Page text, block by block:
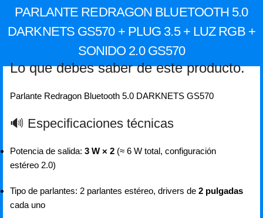
PARLANTE REDRAGON BLUETOOTH 5.0
DARKNETS GS570 + PLUG 3.5 + LUZ RGB +
SONIDO 2.0 GS570
Lo que debes saber de este producto.
Parlante Redragon Bluetooth 5.0 DARKNETS GS570
🔊 Especificaciones técnicas
Potencia de salida: 3 W × 2 (≈ 6 W total, configuración
estéreo 2.0)
Tipo de parlantes: 2 parlantes estéreo, drivers de 2 pulgadas
cada uno